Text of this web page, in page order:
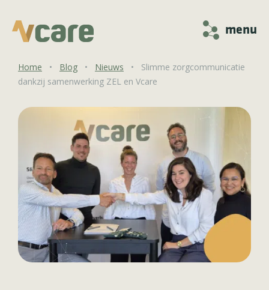
menu
Home • Blog • Nieuws •
Slimme zorgcommunicatie
dankzij samenwerking ZEL en Vcare